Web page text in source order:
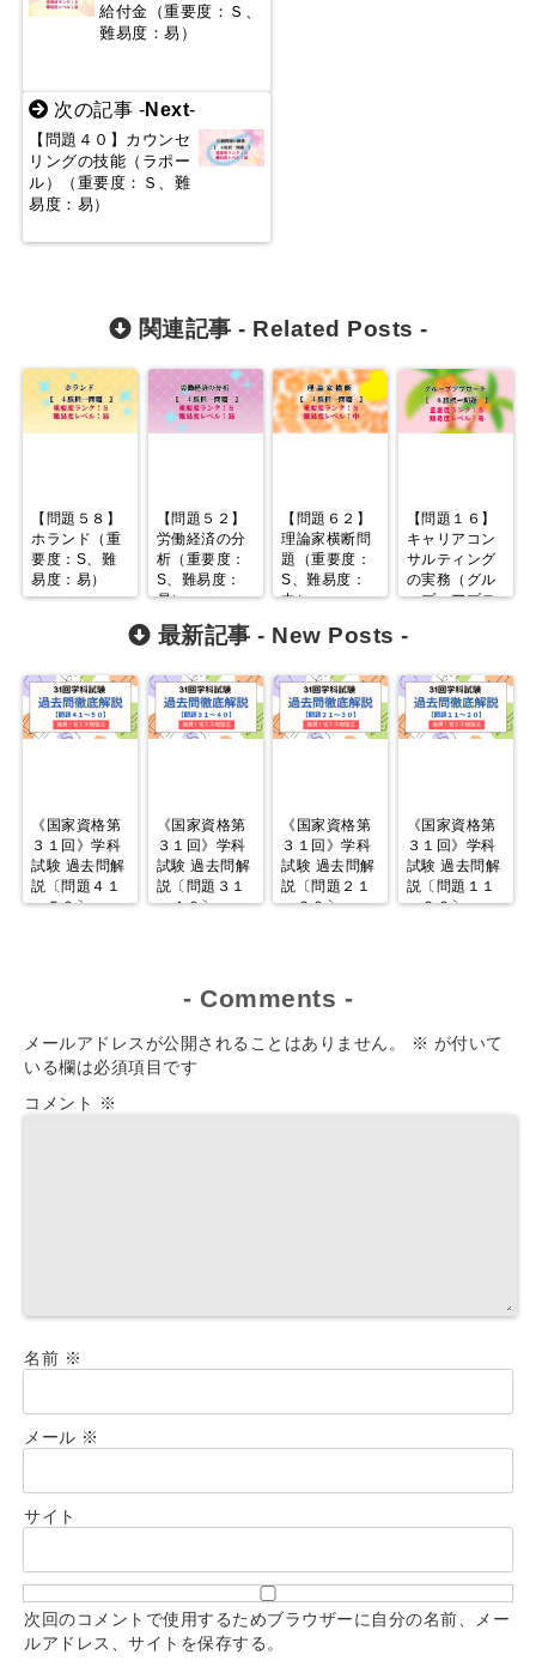
給付金（重要度：Ｓ、
難易度：易）
次の記事 -Next-
【問題４０】カウンセ
リングの技能（ラポー
ル）（重要度：Ｓ、難
易度：易）
関連記事 - Related Posts -
【問題５８】
ホランド（重
要度：S、難
易度：易）
【問題５２】
労働経済の分
析（重要度：
S、難易度：
易）
【問題６２】
理論家横断問
題（重要度：
S、難易度：
中）
【問題１６】
キャリアコン
サルティング
の実務（グル
ープ・アプロ
度：Ｓ、難易
最新記事 - New Posts -
《国家資格第
３１回》学科
試験 過去問解
説〔問題４１
～５０〕
《国家資格第
３１回》学科
試験 過去問解
説〔問題３１
～４０〕
《国家資格第
３１回》学科
試験 過去問解
説〔問題２１
～３０〕
《国家資格第
３１回》学科
試験 過去問解
説〔問題１１
～２０〕
- Comments -
メールアドレスが公開されることはありません。 ※ が付いて
いる欄は必須項目です
コメント
※
名前 ※
メール ※
サイト
次回のコメントで使用するためブラウザーに自分の名前、メー
ルアドレス、サイトを保存する。